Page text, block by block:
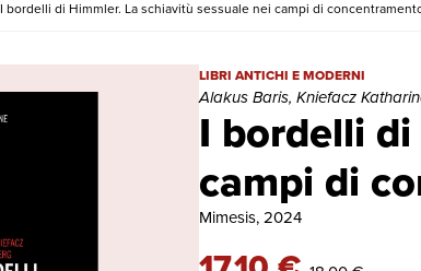
I bordelli di Himmler. La schiavitù sessuale nei campi di
I bordelli
campi di
I bordelli di Himmler. La
LIBRI ANTICHI E MODERNI
Alakus Baris, Kniefacz
Mimesis, 2024